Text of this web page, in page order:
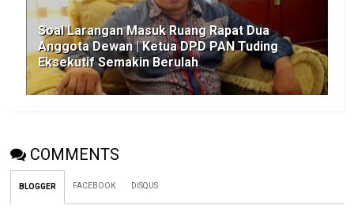
Soal Larangan Masuk Ruang Rapat Dua
Anggota Dewan | Ketua DPD PAN Tuding
Eksekutif Semakin Berulah
COMMENTS
BLOGGER FACEBOOK DISQUS